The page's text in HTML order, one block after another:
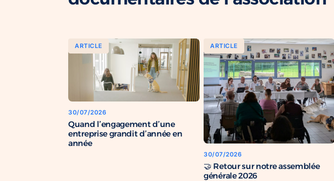
ARTICLE
30/07/2026
Quand l’engagement d’une
entreprise grandit d’année en
année
ARTICLE
30/07/2026
🤝 Retour sur notre assemblée
générale 2026